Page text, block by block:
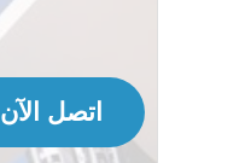
اتصل الآن